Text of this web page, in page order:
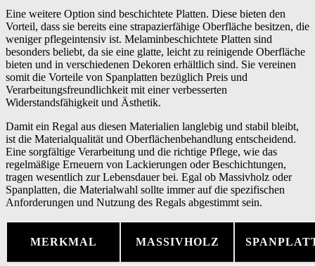
Eine weitere Option sind beschichtete Platten. Diese bieten den
Vorteil, dass sie bereits eine strapazierfähige Oberfläche besitzen, die
weniger pflegeintensiv ist. Melaminbeschichtete Platten sind
besonders beliebt, da sie eine glatte, leicht zu reinigende Oberfläche
bieten und in verschiedenen Dekoren erhältlich sind. Sie vereinen
somit die Vorteile von Spanplatten bezüglich Preis und
Verarbeitungsfreundlichkeit mit einer verbesserten
Widerstandsfähigkeit und Ästhetik.
Damit ein Regal aus diesen Materialien langlebig und stabil bleibt,
ist die Materialqualität und Oberflächenbehandlung entscheidend.
Eine sorgfältige Verarbeitung und die richtige Pflege, wie das
regelmäßige Erneuern von Lackierungen oder Beschichtungen,
tragen wesentlich zur Lebensdauer bei. Egal ob Massivholz oder
Spanplatten, die Materialwahl sollte immer auf die spezifischen
Anforderungen und Nutzung des Regals abgestimmt sein.
MERKMAL MASSIVHOLZ